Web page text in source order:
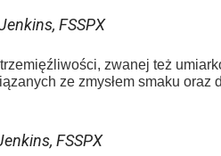
FSSPX
zwanej też
ze zmysłem smaku oraz
FSSPX